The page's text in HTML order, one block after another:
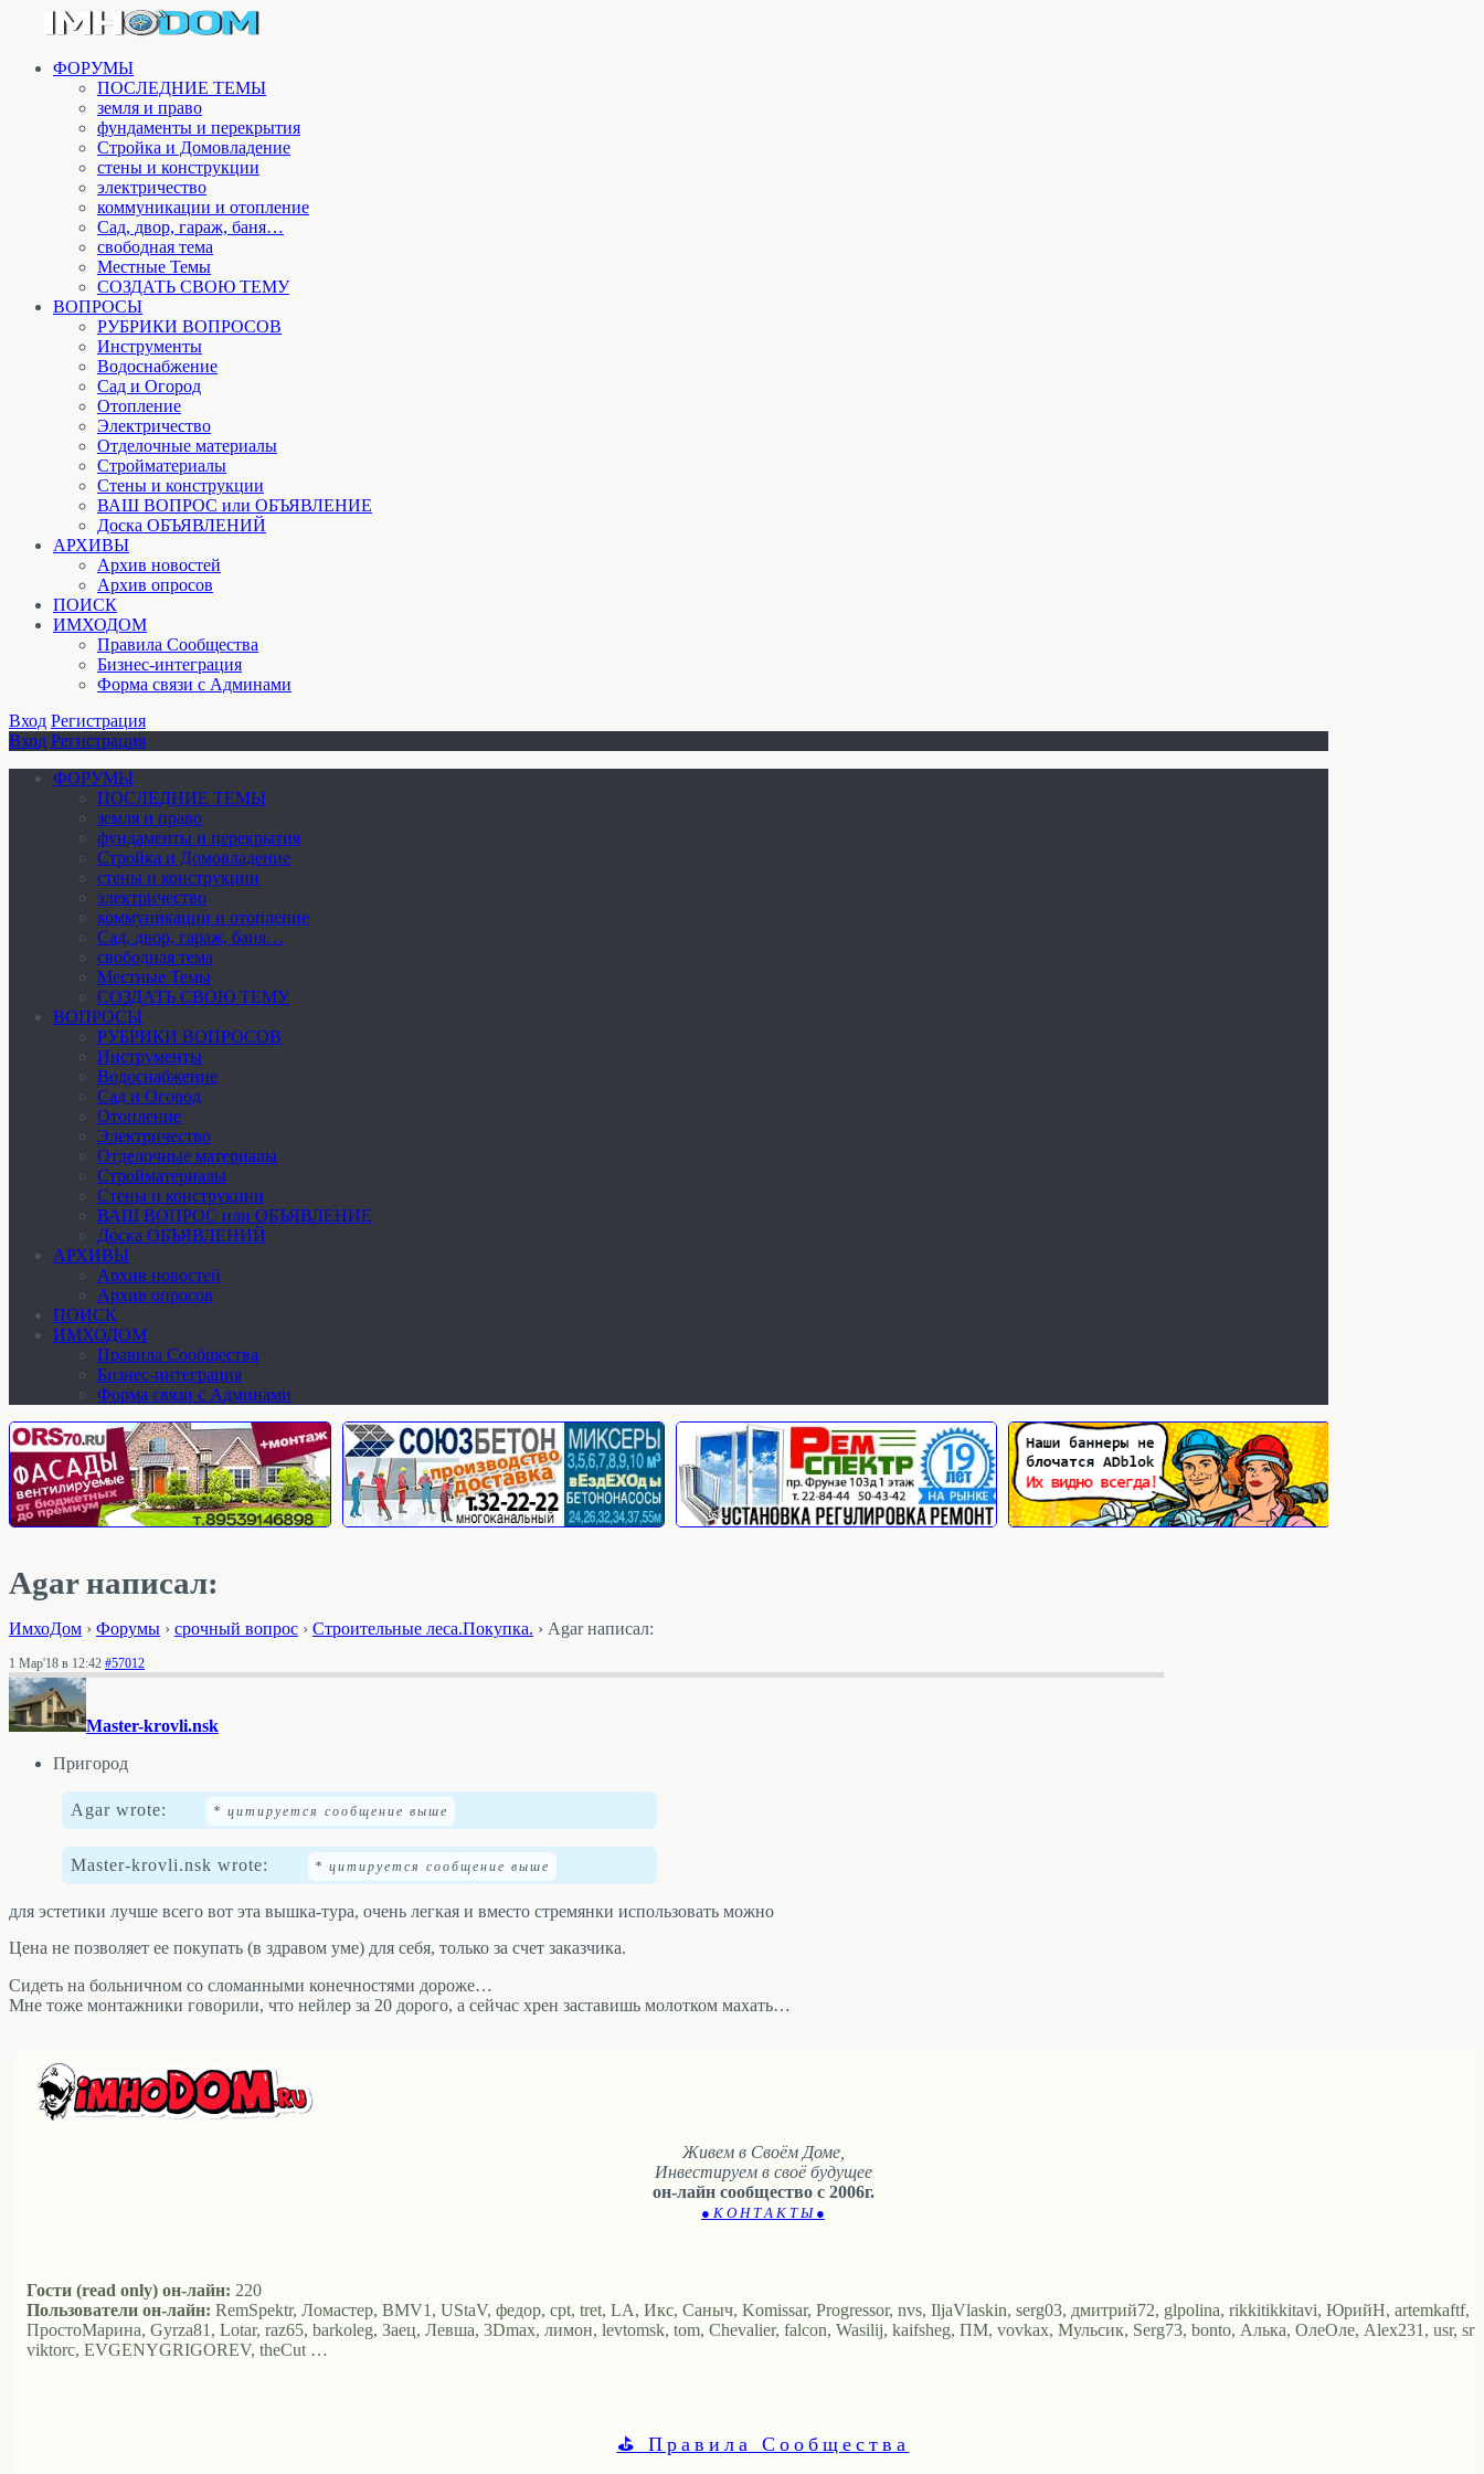
ФОРУМЫ
ПОСЛЕДНИЕ ТЕМЫ
земля и право
фундаменты и перекрытия
Стройка и Домовладение
стены и конструкции
электричество
коммуникации и отопление
Cад, двор, гараж, баня…
свободная тема
Местные Темы
СОЗДАТЬ СВОЮ ТЕМУ
ВОПРОСЫ
РУБРИКИ ВОПРОСОВ
Инструменты
Водоснабжение
Сад и Огород
Отопление
Электричество
Отделочные материалы
Стройматериалы
Стены и конструкции
ВАШ ВОПРОС или ОБЪЯВЛЕНИЕ
Доска ОБЪЯВЛЕНИЙ
АРХИВЫ
Архив новостей
Архив опросов
ПОИСК
ИМХОДОМ
Правила Сообщества
Бизнес-интеграция
Форма связи с Админами
Вход Регистрация
Вход Регистрация
ФОРУМЫ
ПОСЛЕДНИЕ ТЕМЫ
земля и право
фундаменты и перекрытия
Стройка и Домовладение
стены и конструкции
электричество
коммуникации и отопление
Cад, двор, гараж, баня…
свободная тема
Местные Темы
СОЗДАТЬ СВОЮ ТЕМУ
ВОПРОСЫ
РУБРИКИ ВОПРОСОВ
Инструменты
Водоснабжение
Сад и Огород
Отопление
Электричество
Отделочные материалы
Стройматериалы
Стены и конструкции
ВАШ ВОПРОС или ОБЪЯВЛЕНИЕ
Доска ОБЪЯВЛЕНИЙ
АРХИВЫ
Архив новостей
Архив опросов
ПОИСК
ИМХОДОМ
Правила Сообщества
Бизнес-интеграция
Форма связи с Админами
Agar написал:
ИмхоДом › Форумы › срочный вопрос › Строительные леса.Покупка. › Agar написал:
1 Мар'18 в 12:42 #57012
Master-krovli.nsk
Пригород
Agar wrote:
Master-krovli.nsk wrote:
для эстетики лучше всего вот эта вышка-тура, очень легкая и вместо стремянки использовать можно
Цена не позволяет ее покупать (в здравом уме) для себя, только за счет заказчика.
Сидеть на больничном со сломанными конечностями дороже…
Мне тоже монтажники говорили, что нейлер за 20 дорого, а сейчас хрен заставишь молотком махать…
Живем в Своём Доме,
Инвестируем в своё будущее
он-лайн сообщество с 2006г.
● К О Н Т А К Т Ы ●
Гости (read only) он-лайн: 220
Пользователи он-лайн: RemSpektr, Ломастер, BMV1, UStaV, федор, cpt, tret, LA, Икс, Саныч, Komissar, Progressor, nvs, IljaVlaskin, serg03, дмитрий72, glpolina, rikkitikkitavi, ЮрийН, artemkaftf,
ПростоМарина, Gyrza81, Lotar, raz65, barkoleg, Заец, Левша, 3Dmax, лимон, levtomsk, tom, Chevalier, falcon, Wasilij, kaifsheg, ПМ, vovkax, Мульсик, Serg73, bonto, Алька, ОлеОле, Alex231, usr,
viktorc, EVGENYGRIGOREV, theCut …
⛳ Правила Сообщества